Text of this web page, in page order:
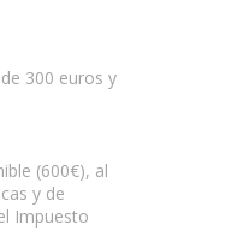
300 euros y
(600€), al
y de
Impuesto